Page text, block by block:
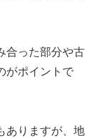
合った部分や古
がポイントで
ありますが、地